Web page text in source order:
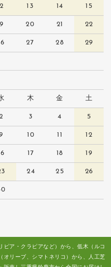
13 14 15
20 21 22
27 28 29
木 金 土
3 4 5
10 11 12
17 18 19
24 25 26
ピア・クラピアなど）から、低木（ルコ
オリーブ、シマトネリコ）から、人工芝